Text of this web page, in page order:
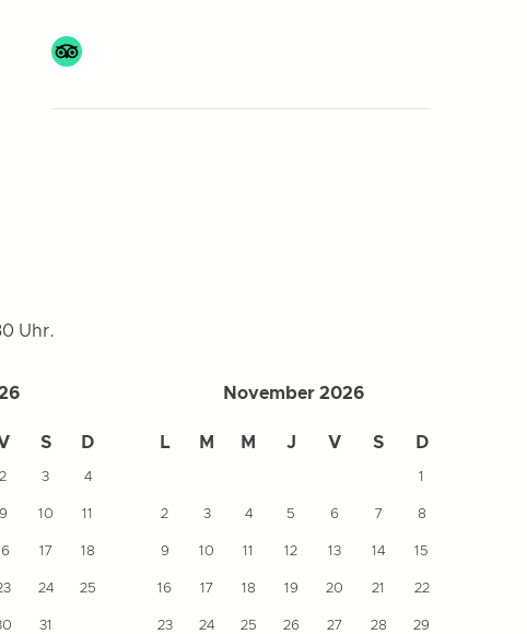
Uhr.
S D
2 3 4
9 10 11
17 18
24 25
31
November 2026
L M M J V S D
1
2 3 4 5 6 7 8
9 10 11 12 13 14 15
16 17 18 19 20 21 22
23 24 25 26 27 28 29